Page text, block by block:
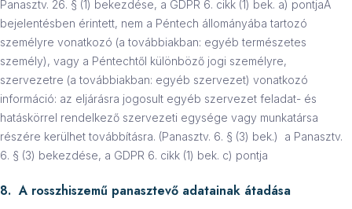
Panasztv. 26. § (1) bekezdése, a GDPR 6. cikk (1) bek. a) pontjaA
bejelentésben érintett, nem a Péntech állományába tartozó
személyre vonatkozó (a továbbiakban: egyéb természetes
személy), vagy a Péntechtől különböző jogi személyre,
szervezetre (a továbbiakban: egyéb szervezet) vonatkozó
információ: az eljárásra jogosult egyéb szervezet feladat- és
hatáskörrel rendelkező szervezeti egysége vagy munkatársa
részére kerülhet továbbításra. (Panasztv. 6. § (3) bek.) a Panasztv.
6. § (3) bekezdése, a GDPR 6. cikk (1) bek. c) pontja
8. A rosszhiszemű panasztevő adatainak átadása